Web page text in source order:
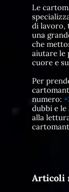
Le
di lavoro,
una
che
aiutare le
cuore e
Per
numero:
dubbi e
alla
Articoli